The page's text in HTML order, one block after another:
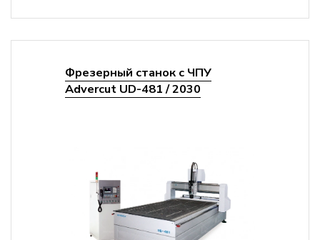
Фрезерный станок с ЧПУ
Advercut UD-481 / 2030